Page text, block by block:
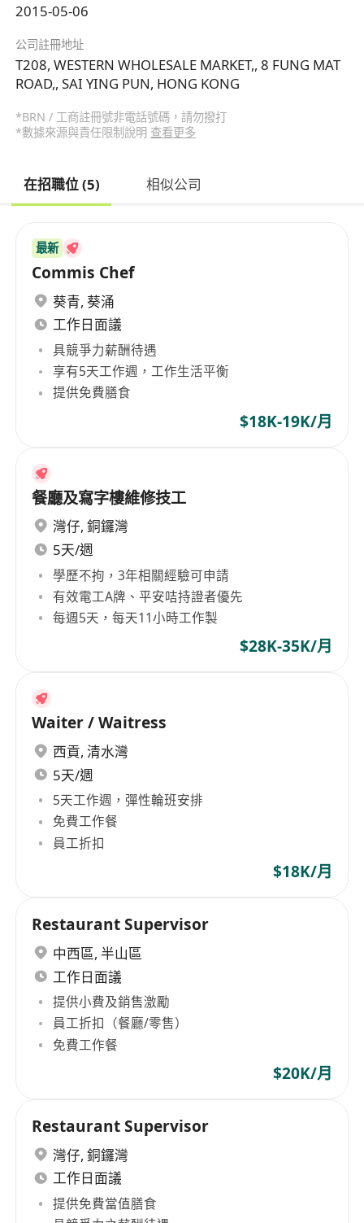
2015-05-06
公司註冊地址
T208, WESTERN WHOLESALE MARKET,, 8 FUNG MAT
ROAD,, SAI YING PUN, HONG KONG
*BRN / 工商註冊號非電話號碼，請勿撥打
*數據來源與責任限制說明 查看更多
在招職位 (5) 相似公司
最新
Commis Chef
葵青, 葵涌
工作日面議
具競爭力薪酬待遇
享有5天工作週，工作生活平衡
提供免費膳食
$18K-19K/月
餐廳及寫字樓維修技工
灣仔, 銅鑼灣
5天/週
學歷不拘，3年相關經驗可申請
有效電工A牌、平安咭持證者優先
每週5天，每天11小時工作製
$28K-35K/月
Waiter / Waitress
西貢, 清水灣
5天/週
5天工作週，彈性輪班安排
免費工作餐
員工折扣
$18K/月
Restaurant Supervisor
中西區, 半山區
工作日面議
提供小費及銷售激勵
員工折扣（餐廳/零售）
免費工作餐
$20K/月
Restaurant Supervisor
灣仔, 銅鑼灣
工作日面議
提供免費當值膳食